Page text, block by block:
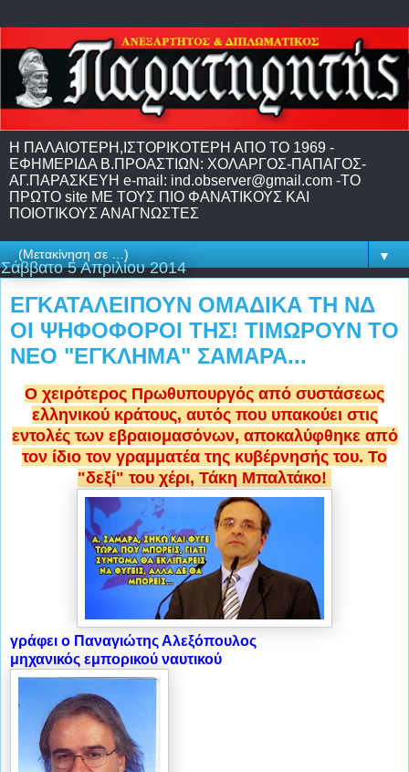
H ΠΑΛΑΙΟΤΕΡΗ,IΣΤΟΡΙΚΟΤΕΡΗ ΑΠΟ ΤΟ 1969 -
EΦΗΜΕΡΙΔΑ Β.ΠΡΟΑΣΤΙΩΝ: ΧΟΛΑΡΓΟΣ-ΠΑΠΑΓΟΣ-
ΑΓ.ΠΑΡΑΣΚΕΥΗ e-mail: ind.observer@gmail.com -ΤΟ
ΠΡΩΤΟ site ME TΟΥΣ ΠΙΟ ΦΑΝΑΤΙΚΟΥΣ ΚΑΙ
ΠΟΙΟΤΙΚΟΥΣ ΑΝΑΓΝΩΣΤΕΣ
▼
Σάββατο 5 Απριλίου 2014
ΕΓΚΑΤΑΛΕΙΠΟΥΝ ΟΜΑΔΙΚΑ ΤΗ ΝΔ
ΟΙ ΨΗΦΟΦΟΡΟΙ ΤΗΣ! ΤΙΜΩΡΟΥΝ ΤΟ
ΝΕΟ "ΕΓΚΛΗΜΑ" ΣΑΜΑΡΑ...
Ο χειρότερος Πρωθυπουργός από συστάσεως
ελληνικού κράτους, αυτός που υπακούει στις
εντολές των εβραιομασόνων, αποκαλύφθηκε από
τον ίδιο τον γραμματέα της κυβέρνησής του. Το
"δεξί" του χέρι, Τάκη Μπαλτάκο!
γράφει ο Παναγιώτης Αλεξόπουλος
μηχανικός εμπορικού ναυτικού